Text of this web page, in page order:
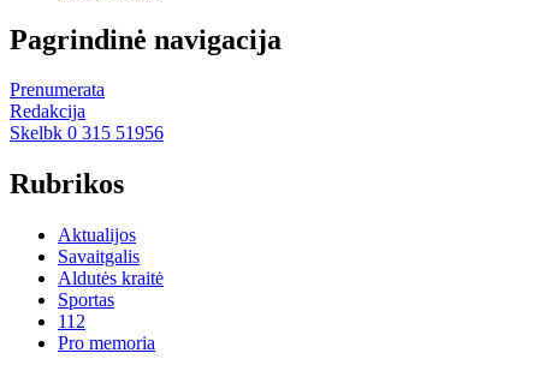
Pagrindinė navigacija
Prenumerata
Redakcija
Skelbk 0 315 51956
Rubrikos
Aktualijos
Savaitgalis
Aldutės kraitė
Sportas
112
Pro memoria